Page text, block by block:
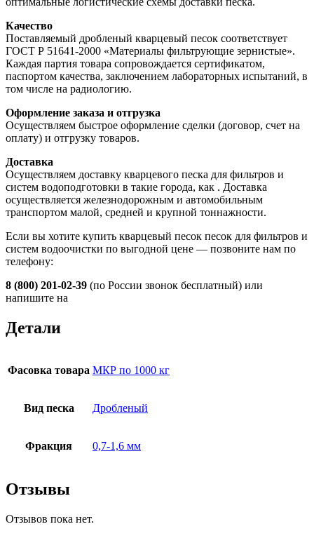
Качество
Поставляемый дробленый кварцевый песок соответствует
ГОСТ Р 51641-2000 «Материалы фильтрующие зернистые».
Каждая партия товара сопровождается сертификатом,
паспортом качества, заключением лабораторных испытаний, в
том числе на радиологию.
Оформление заказа и отгрузка
Осуществляем быстрое оформление сделки (договор, счет на
оплату) и отгрузку товаров.
Доставка
Осуществляем доставку кварцевого песка для фильтров и
систем водоподготовки в такие города, как . Доставка
осуществляется железнодорожным и автомобильным
транспортом малой, средней и крупной тоннажности.
Если вы хотите купить кварцевый песок песок для фильтров и
систем водоочистки по выгодной цене — позвоните нам по
телефону:
8 (800) 201-02-39 (по России звонок бесплатный) или
напишите на
Детали
Фасовка товара МКР по 1000 кг
Вид песка Дробленый
Фракция 0,7-1,6 мм
Отзывы
Отзывов пока нет.